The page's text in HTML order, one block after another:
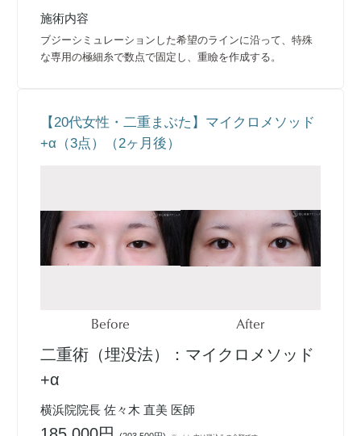
施術内容
ブジーシミュレーションした希望のラインに沿って、特殊
な専用の極細糸で数点で固定し、重瞼を作成する。
【20代女性・二重まぶた】マイクロメソッド
+α（3点）（2ヶ月後）
Before After
二重術（埋没法）：マイクロメソッド
+α
横浜院院長 佐々木 直美 医師